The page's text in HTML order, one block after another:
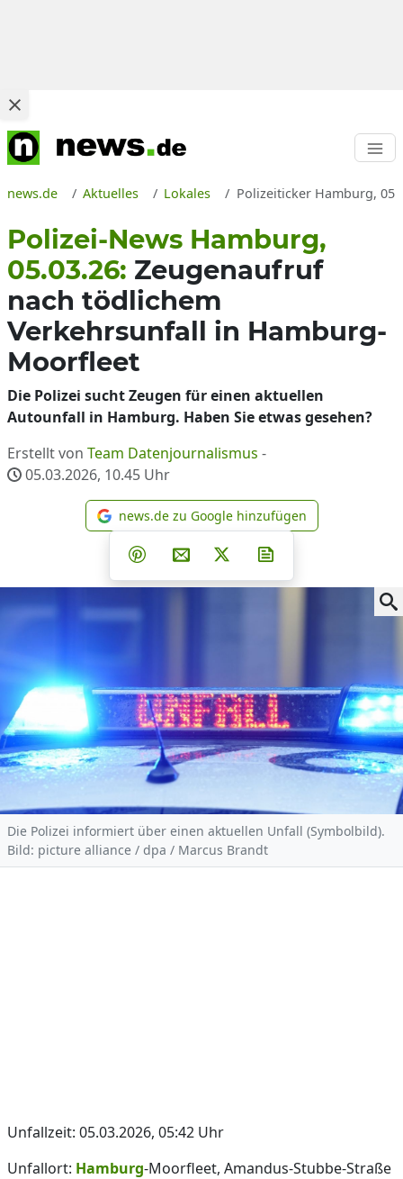
news.de Aktuelles Lokales Polizeiticker Hamburg,
Polizei-News Hamburg,
05.03.26: Zeugenaufruf
nach tödlichem
Verkehrsunfall in Hamburg-
Moorfleet
Die Polizei sucht Zeugen für einen aktuellen
Autounfall in Hamburg. Haben Sie etwas gesehen?
Erstellt von Team Datenjournalismus -
05.03.2026, 10.45 Uhr
news.de zu Google
news.de zu Google hinzufügen
Teilen auf Facebook
Teilen auf Whatsapp
Teilen auf Telegram
Teilen auf Pinterest
Per E-Mail teilen
Post auf X
Die Polizei informiert über einen aktuellen Unfall (Symbolbild).
Bild: picture alliance / dpa / Marcus Brandt
Unfallzeit: 05.03.2026, 05:42 Uhr
Unfallort: Hamburg-Moorfleet, Amandus-Stubbe-Straße